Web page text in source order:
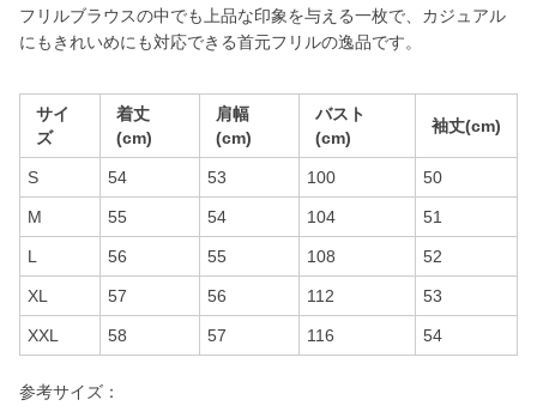
フリルブラウスの中でも上品な印象を与える一枚で、カジュアル
にもきれいめにも対応できる首元フリルの逸品です。
サイ
ズ
着丈
(cm)
肩幅
(cm)
バスト
(cm)
袖丈(cm)
S 54 53 100 50
M 55 54 104 51
L 56 55 108 52
XL 57 56 112 53
XXL 58 57 116 54
参考サイズ：